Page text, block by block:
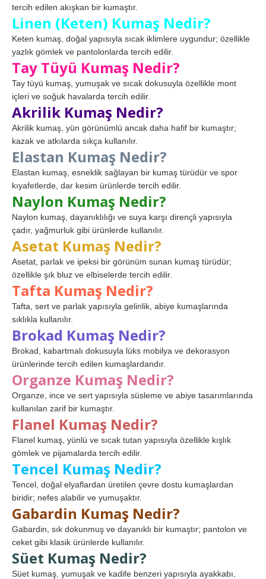
tercih edilen akışkan bir kumaştır.
Linen (Keten) Kumaş Nedir?
Keten kumaş, doğal yapısıyla sıcak iklimlere uygundur; özellikle
yazlık gömlek ve pantolonlarda tercih edilir.
Tay Tüyü Kumaş Nedir?
Tay tüyü kumaş, yumuşak ve sıcak dokusuyla özellikle mont
içleri ve soğuk havalarda tercih edilir.
Akrilik Kumaş Nedir?
Akrilik kumaş, yün görünümlü ancak daha hafif bir kumaştır;
kazak ve atkılarda sıkça kullanılır.
Elastan Kumaş Nedir?
Elastan kumaş, esneklik sağlayan bir kumaş türüdür ve spor
kıyafetlerde, dar kesim ürünlerde tercih edilir.
Naylon Kumaş Nedir?
Naylon kumaş, dayanıklılığı ve suya karşı dirençli yapısıyla
çadır, yağmurluk gibi ürünlerde kullanılır.
Asetat Kumaş Nedir?
Asetat, parlak ve ipeksi bir görünüm sunan kumaş türüdür;
özellikle şık bluz ve elbiselerde tercih edilir.
Tafta Kumaş Nedir?
Tafta, sert ve parlak yapısıyla gelinlik, abiye kumaşlarında
sıklıkla kullanılır.
Brokad Kumaş Nedir?
Brokad, kabartmalı dokusuyla lüks mobilya ve dekorasyon
ürünlerinde tercih edilen kumaşlardandır.
Organze Kumaş Nedir?
Organze, ince ve sert yapısıyla süsleme ve abiye tasarımlarında
kullanılan zarif bir kumaştır.
Flanel Kumaş Nedir?
Flanel kumaş, yünlü ve sıcak tutan yapısıyla özellikle kışlık
gömlek ve pijamalarda tercih edilir.
Tencel Kumaş Nedir?
Tencel, doğal elyaflardan üretilen çevre dostu kumaşlardan
biridir; nefes alabilir ve yumuşaktır.
Gabardin Kumaş Nedir?
Gabardin, sık dokunmuş ve dayanıklı bir kumaştır; pantolon ve
ceket gibi klasik ürünlerde kullanılır.
Süet Kumaş Nedir?
Süet kumaş, yumuşak ve kadife benzeri yapısıyla ayakkabı,